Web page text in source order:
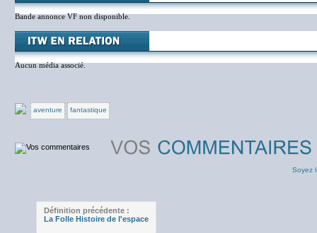
Bande annonce VF non disponible.
Aucun média associé.
aventure fantastique
Soyez
Définition précédente :
La Folle Histoire de l'espace